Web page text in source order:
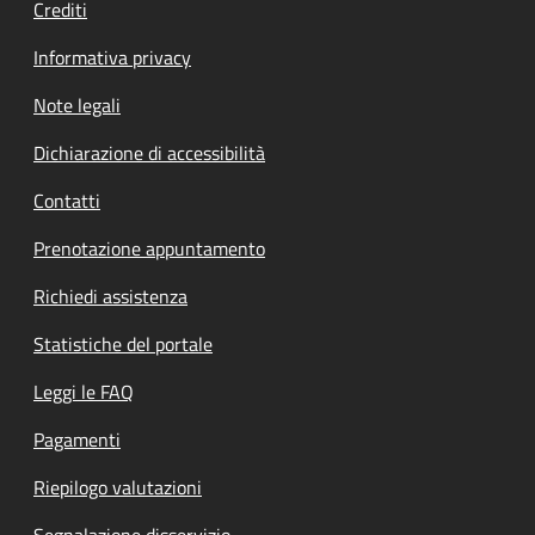
Crediti
Informativa privacy
Note legali
Dichiarazione di accessibilità
Contatti
Prenotazione appuntamento
Richiedi assistenza
Statistiche del portale
Leggi le FAQ
Pagamenti
Riepilogo valutazioni